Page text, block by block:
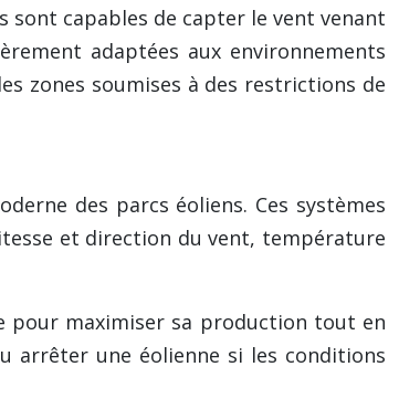
sont capables de capter le vent venant
adaptées aux environnements
zones soumises à des restrictions de
des parcs éoliens. Ces systèmes
et direction du vent, température
pour maximiser sa production tout en
arrêter une éolienne si les conditions